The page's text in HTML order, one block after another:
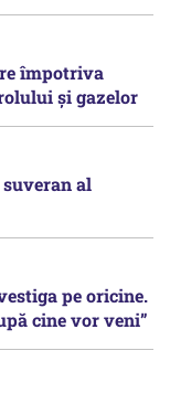
împotriva
și gazelor
al
pe oricine.
cine vor veni”